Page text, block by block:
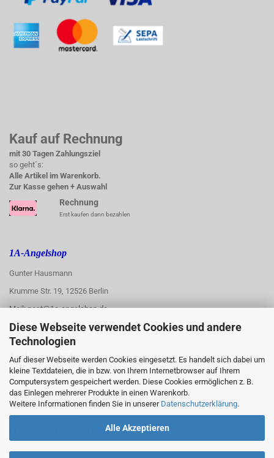
Diese Webseite verwendet Cookies und andere
Technologien
Auf dieser Webseite werden Cookies eingesetzt. Es handelt sich dabei um
kleine Textdateien, die in bzw. von Ihrem Internetbrowser auf Ihrem
Computersystem gespeichert werden. Diese Cookies ermöglichen z. B.
das Einlegen mehrerer Produkte in einen Warenkorb.
Weitere Informationen finden Sie in unserer Datenschutzerklärung.
Alle Akzeptieren
Kauf auf Rechnung
mit 30 Tagen Zahlungsziel
so geht´s:
Alle Artikel im Warenkorb.
Zur Kasse gehen + Auswahl
Rechnung
Erst kaufen dann bezahlen
1A-Angelshop
Gunter Hausmann
Krumme Str. 19, 12526 Berlin
Mail: post@1a-angelshop.de
1A-Angelshop-
Ladengeschäft::
Regattastr. 66
12527 Berlin
Tel.: 030/67890006
Mobil/WhatsApp: 0176 550 90 773